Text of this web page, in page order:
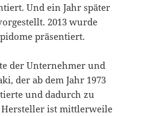
Und ein Jahr später
2013 wurde
präsentiert.
der Unternehmer und
der ab dem Jahr 1973
und dadurch zu
Hersteller ist mittlerweile